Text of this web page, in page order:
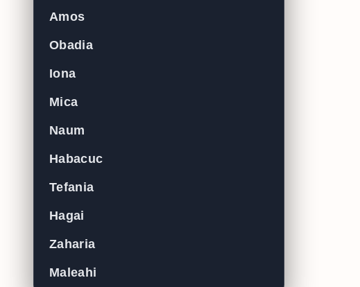
Amos
Obadia
Iona
Mica
Naum
Habacuc
Tefania
Hagai
Zaharia
Maleahi